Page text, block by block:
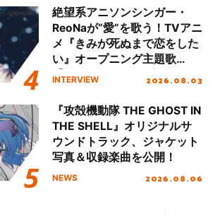
ート!!
絶望系アニソンシンガー・
ReoNaが“愛”を歌う！TVアニ
メ『きみが死ぬまで恋をした
い』オープニング主題歌
「Amore」インタビュー
INTERVIEW 2026.08.03
『攻殻機動隊 THE GHOST IN
THE SHELL』オリジナルサ
ウンドトラック、ジャケット
写真＆収録楽曲を公開！
NEWS 2026.08.06